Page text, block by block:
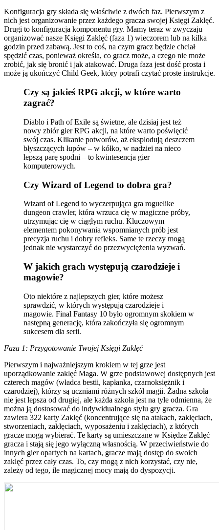
Konfiguracja gry składa się właściwie z dwóch faz. Pierwszym z
nich jest organizowanie przez każdego gracza swojej Księgi Zaklęć.
Drugi to konfiguracja komponentu gry. Mamy teraz w zwyczaju
organizować nasze Księgi Zaklęć (faza 1) wieczorem lub na kilka
godzin przed zabawą. Jest to coś, na czym gracz będzie chciał
spędzić czas, ponieważ określa, co gracz może, a czego nie może
zrobić, jak się bronić i jak atakować. Druga faza jest dość prosta i
może ją ukończyć Child Geek, który potrafi czytać proste instrukcje.
Czy są jakieś RPG akcji, w które warto
zagrać?
Diablo i Path of Exile są świetne, ale dzisiaj jest też
nowy zbiór gier RPG akcji, na które warto poświęcić
swój czas. Klikanie potworów, aż eksplodują deszczem
błyszczących łupów – w kółko, w nadziei na nieco
lepszą parę spodni – to kwintesencja gier
komputerowych.
Czy Wizard of Legend to dobra gra?
Wizard of Legend to wyczerpująca gra roguelike
dungeon crawler, która wrzuca cię w magiczne próby,
utrzymując cię w ciągłym ruchu. Kluczowym
elementem pokonywania wspomnianych prób jest
precyzja ruchu i dobry refleks. Same te rzeczy mogą
jednak nie wystarczyć do przezwyciężenia wyzwań.
W jakich grach występują czarodzieje i
magowie?
Oto niektóre z najlepszych gier, które możesz
sprawdzić, w których występują czarodzieje i
magowie. Final Fantasy 10 było ogromnym skokiem w
następną generację, która zakończyła się ogromnym
sukcesem dla serii.
Faza 1: Przygotowanie Twojej Księgi Zaklęć
Pierwszym i najważniejszym krokiem w tej grze jest
uporządkowanie zaklęć Maga. W grze podstawowej dostępnych jest
czterech magów (władca bestii, kapłanka, czarnoksiężnik i
czarodziej), którzy są uczniami różnych szkół magii. Żadna szkoła
nie jest lepsza od drugiej, ale każda szkoła jest na tyle odmienna, że ​​
można ją dostosować do indywidualnego stylu gry gracza. Gra
zawiera 322 karty Zaklęć (koncentrujące się na atakach, zaklęciach,
stworzeniach, zaklęciach, wyposażeniu i zaklęciach), z których
gracze mogą wybierać. Te karty są umieszczane w Księdze Zaklęć
gracza i stają się jego wyłączną własnością. W przeciwieństwie do
innych gier opartych na kartach, gracze mają dostęp do swoich
zaklęć przez cały czas. To, czy mogą z nich korzystać, czy nie,
zależy od tego, ile magicznej mocy mają do dyspozycji.